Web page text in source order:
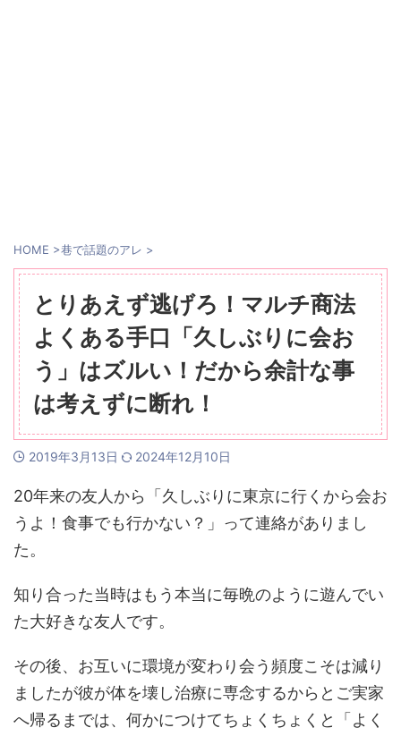
HOME >巷で話題のアレ >
とりあえず逃げろ！マルチ商法
よくある手口「久しぶりに会お
う」はズルい！だから余計な事
は考えずに断れ！
2019年3月13日 2024年12月10日
20年来の友人から「久しぶりに東京に行くから会お
うよ！食事でも行かない？」って連絡がありまし
た。
知り合った当時はもう本当に毎晩のように遊んでい
た大好きな友人です。
その後、お互いに環境が変わり会う頻度こそは減り
ましたが彼が体を壊し治療に専念するからとご実家
へ帰るまでは、何かにつけてちょくちょくと「よく